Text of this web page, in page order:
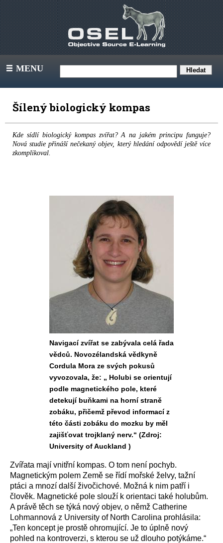
III MENU
Šílený biologický kompas
Kde sídlí biologický kompas zvířat? A na jakém principu funguje?
Nová studie přináší nečekaný objev, který hledání odpovědí ještě více
zkomplikoval.
Navigací zvířat se zabývala celá řada
vědců. Novozélandská vědkyně
Cordula Mora ze svých pokusů
vyvozovala, že: „ Holubi se orientují
podle magnetického pole, které
detekují buňkami na horní straně
zobáku, přičemž převod informací z
této části zobáku do mozku by měl
zajišťovat trojklaný nerv.“ (Zdroj:
University of Auckland )
Zvířata mají vnitřní kompas. O tom není pochyb.
Magnetickým polem Země se řídí mořské želvy, tažní
ptáci a mnozí další živočichové. Možná k nim patří i
člověk. Magnetické pole slouží k orientaci také holubům.
A právě těch se týká nový objev, o němž Catherine
Lohmannová z University of North Carolina prohlásila:
„Ten koncept je prostě ohromující. Je to úplně nový
pohled na kontroverzi, s kterou se už dlouho potýkáme.“